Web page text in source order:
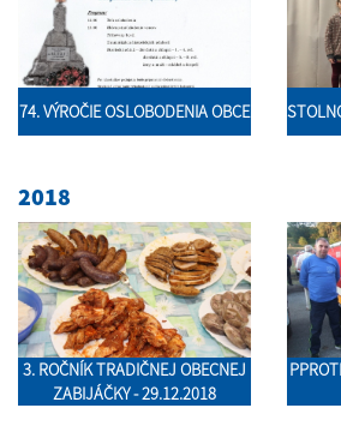
74. VÝROČIE OSLOBODENIA OBCE
2018
3. ROČNÍK TRADIČNEJ OBECNEJ
ZABIJÁČKY - 29.12.2018